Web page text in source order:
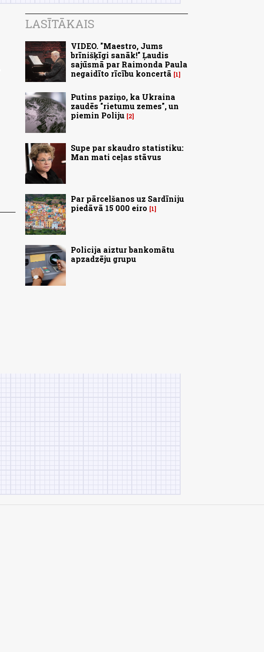
LASĪTĀKAIS
VIDEO. "Maestro, Jums
brīnišķīgi sanāk!" Ļaudis
sajūsmā par Raimonda Paula
negaidīto rīcību koncertā
1
Putins paziņo, ka Ukraina
zaudēs "rietumu zemes", un
piemin Poliju 2
Supe par skaudro statistiku:
Man mati ceļas stāvus
Par pārcelšanos uz Sardīniju
piedāvā 15 000 eiro
1
Policija aiztur bankomātu
apzadzēju grupu